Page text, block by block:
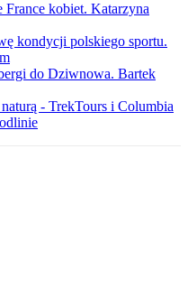
kobiet. Katarzyna
kondycji polskiego sportu.
do Dziwnowa. Bartek
- TrekTours i Columbia